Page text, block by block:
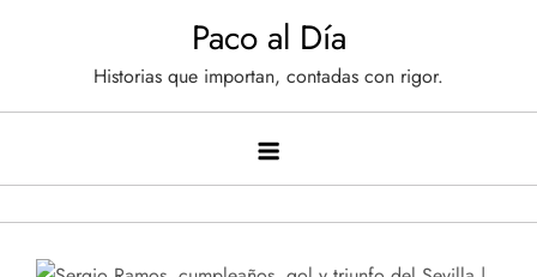
Paco al Día
Historias que importan, contadas con rigor.